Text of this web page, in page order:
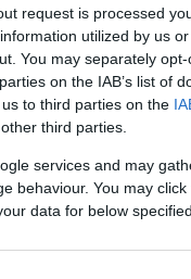
request is processed
utilized by us
You may separately
on the IAB’s list of
to third parties on the
third parties.
services and may
behaviour. You may
data for below
αναστολή της
χωρίς να
κατά των
του